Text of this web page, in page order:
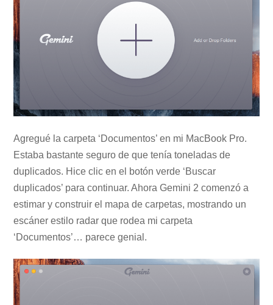
Agregué la carpeta ‘Documentos’ en mi MacBook Pro.
Estaba bastante seguro de que tenía toneladas de
duplicados. Hice clic en el botón verde ‘Buscar
duplicados’ para continuar. Ahora Gemini 2 comenzó a
estimar y construir el mapa de carpetas, mostrando un
escáner estilo radar que rodea mi carpeta
‘Documentos’… parece genial.